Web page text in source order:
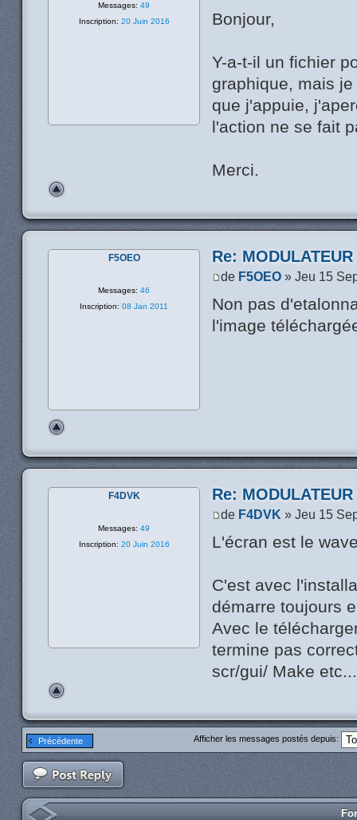
Bonjour,
Y-a-t-il un fichier
graphique, mais
que j'appuie,
l'action ne se fait
Merci.
Messages: 49
Inscription: 20 Juin 2016
Re:
de F5OEO » Jeu 15
Non pas
l'image
F5OEO
Messages: 46
Inscription: 08 Jan 2011
Re:
de F4DVK » Jeu 15
L'écran est le
C'est avec
démarre toujours
Avec le
termine pas
scr/gui/ Make
F4DVK
Messages: 49
Inscription: 20 Juin 2016
Précédente Afficher les messages postés depuis: